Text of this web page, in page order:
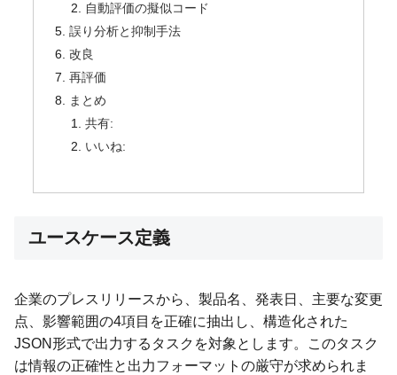
自動評価の擬似コード
誤り分析と抑制手法
改良
再評価
まとめ
共有:
いいね:
ユースケース定義
企業のプレスリリースから、製品名、発表日、主要な変更
点、影響範囲の4項目を正確に抽出し、構造化された
JSON形式で出力するタスクを対象とします。このタスク
は情報の正確性と出力フォーマットの厳守が求められま